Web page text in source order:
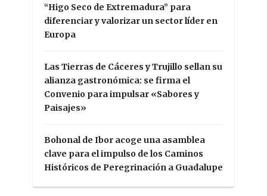
“Higo Seco de Extremadura” para
diferenciar y valorizar un sector líder en
Europa
Las Tierras de Cáceres y Trujillo sellan su
alianza gastronómica: se firma el
Convenio para impulsar «Sabores y
Paisajes»
Bohonal de Ibor acoge una asamblea
clave para el impulso de los Caminos
Históricos de Peregrinación a Guadalupe